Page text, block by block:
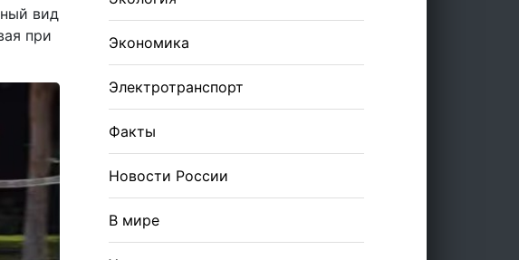
вид
при
Экономика
Электротранспорт
Факты
Новости России
В мире